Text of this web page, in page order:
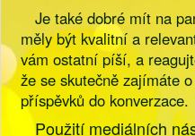
Je také dobré mít na
měly být kvalitní a
vám ostatní píší, a
že se skutečně zajímáte
příspěvků do konverzace.
Použití mediálních